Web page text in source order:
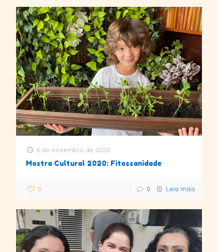
6 de novembro de 2020
Mostra Cultural 2020: Fitossanidade
0 0 Leia mais